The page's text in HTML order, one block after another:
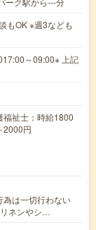
もOK ※週3なども
～09:00※ 上記
祉士：時給1800
2000円
為は一切行わない
ネンやシ…